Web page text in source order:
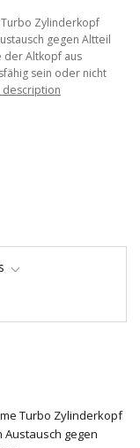
Zylinderkopf
gegen Altteil
der Altkopf aus
sein oder nicht
description
Turbo Zylinderkopf
gegen